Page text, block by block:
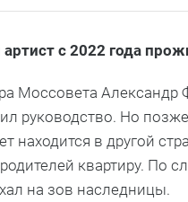
с 2022 года
Моссовета
руководство. Но
находится в другой
квартиру. По
на зов наследницы.